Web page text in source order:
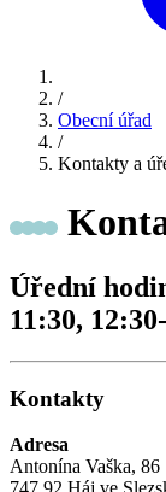
/
Obecní úřad
/
Kontakty a
Úřední
11:30,
Kontakty
Adresa
Antonína Vaška, 86